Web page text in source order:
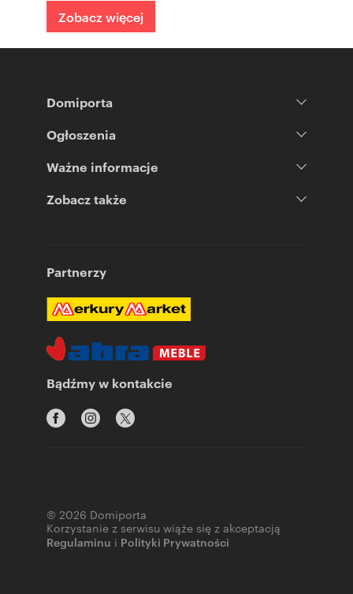
Zobacz więcej
Domiporta
Ogłoszenia
Ważne informacje
Zobacz także
Partnerzy
Bądźmy w kontakcie
© 2026 Domiporta
Korzystanie z serwisu wiąże się z akceptacją
Regulaminu i Polityki Prywatności